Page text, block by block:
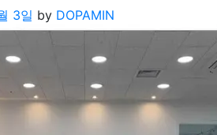
3일 by DOPAMIN